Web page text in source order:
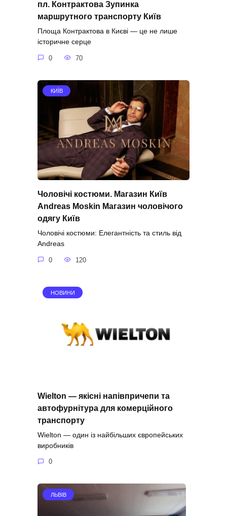
пл. Контрактова Зупинка
маршрутного транспорту Київ
Площа Контрактова в Києві — це не лише
історичне серце
0 70
КИЇВ
Чоловічі костюми. Магазин Київ
Andreas Moskin Магазин чоловічого
одягу Київ
Чоловічі костюми: Елегантність та стиль від
Andreas
0 120
НОВИНИ
Wielton — якісні напівпричепи та
автофурнітура для комерційного
транспорту
Wielton — один із найбільших європейських
виробників
0
ЛЬВІВ